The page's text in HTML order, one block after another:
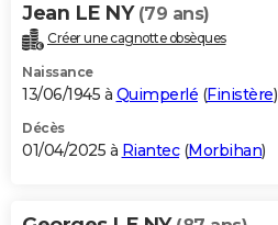
Jean LE NY (79 ans)
Créer une cagnotte obsèques
Naissance
13/06/1945 à Quimperlé (Finistère)
Décès
01/04/2025 à Riantec(Morbihan)